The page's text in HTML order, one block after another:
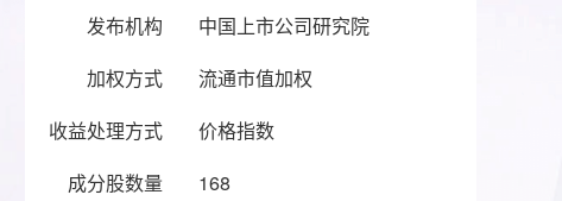
发布机构
中国上市公司研究院
加权方式
流通市值加权
收益处理方式
价格指数
成分股数量
168